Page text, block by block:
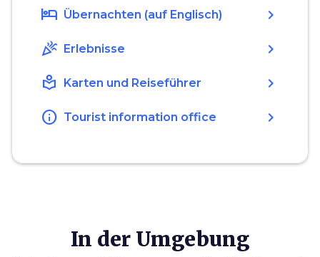
hotel Übernachten (auf Englisch) chevron_right
celebration Erlebnisse chevron_right
local_library Karten und Reiseführer chevron_right
info Tourist information office chevron_right
In der Umgebung